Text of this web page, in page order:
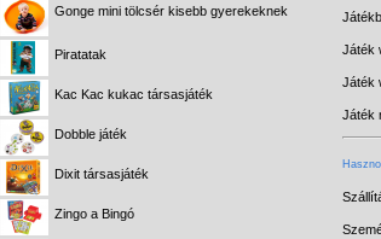
Gonge mini tölcsér kisebb gyerekeknek
Piratatak
Kac Kac kukac társasjáték
Dobble játék
Dixit társasjáték
Zingo a Bingó
Játék
Játék
Játék